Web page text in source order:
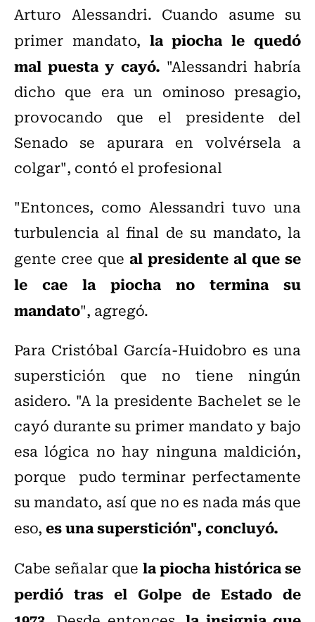
Arturo Alessandri. Cuando asume su
primer mandato, la piocha le quedó
mal puesta y cayó. "Alessandri habría
dicho que era un ominoso presagio,
provocando que el presidente del
Senado se apurara en volvérsela a
colgar", contó el profesional
"Entonces, como Alessandri tuvo una
turbulencia al final de su mandato, la
gente cree que al presidente al que se
le cae la piocha no termina su
mandato", agregó.
Para Cristóbal García-Huidobro es una
superstición que no tiene ningún
asidero. "A la presidente Bachelet se le
cayó durante su primer mandato y bajo
esa lógica no hay ninguna maldición,
porque pudo terminar perfectamente
su mandato, así que no es nada más que
eso,es una superstición", concluyó.
Cabe señalar que la piocha histórica se
perdió tras el Golpe de Estado de